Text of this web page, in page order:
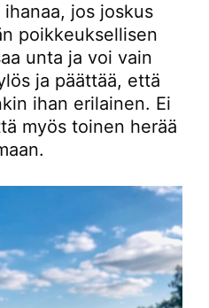
jos joskus
poikkeuksellisen
unta ja voi vain
ja päättää, että
ihan erilainen. Ei
myös toinen herää